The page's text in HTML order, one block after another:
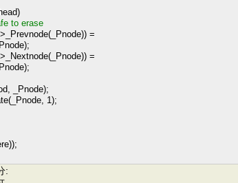
to erase
_Prevnode(_Pnode)) =
_Nextnode(_Pnode)) =
_Pnode);
1 );
: